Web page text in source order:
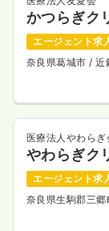
かつらぎク
エージェント求
奈良県葛城市/ 近
医療法人やわらぎ
やわらぎク
エージェント求
奈良県生駒郡三郷